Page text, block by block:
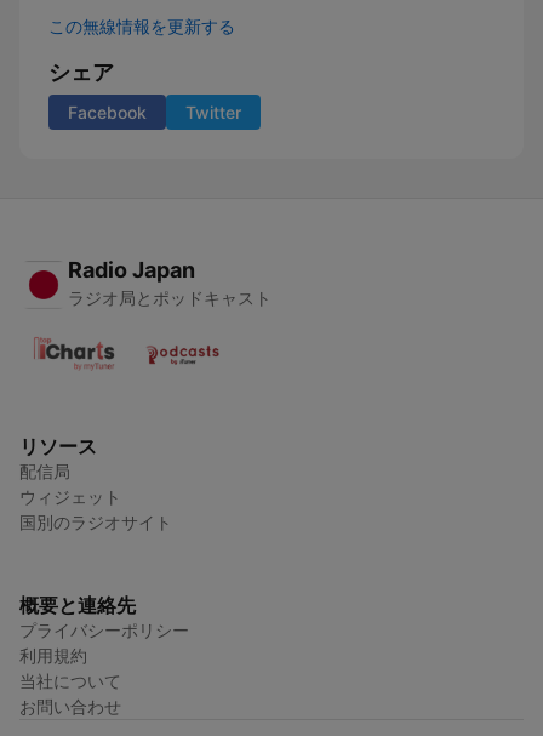
この無線情報を更新する
シェア
Facebook Twitter
Radio Japan
ラジオ局とポッドキャスト
リソース
配信局
ウィジェット
国別のラジオサイト
概要と連絡先
プライバシーポリシー
利用規約
当社について
お問い合わせ